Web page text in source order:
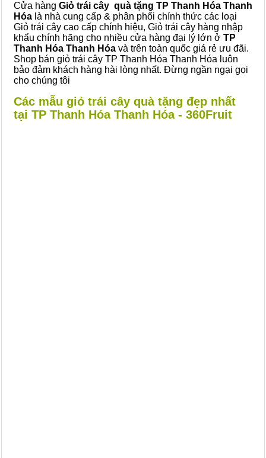
Cửa hàng Giỏ trái cây quà tặng TP Thanh Hóa Thanh
Hóa là nhà cung cấp & phân phối chính thức các loại
Giỏ trái cây cao cấp chính hiệu, Giỏ trái cây hàng nhập
khẩu chính hãng cho nhiều cửa hàng đại lý lớn ở TP
Thanh Hóa Thanh Hóa và trên toàn quốc giá rẻ ưu đãi.
Shop bán giỏ trái cây TP Thanh Hóa Thanh Hóa luôn
bảo đảm khách hàng hài lòng nhất. Đừng ngần ngại gọi
cho chúng tôi
Các mẫu giỏ trái cây quà tặng đẹp nhất
tại TP Thanh Hóa Thanh Hóa - 360Fruit